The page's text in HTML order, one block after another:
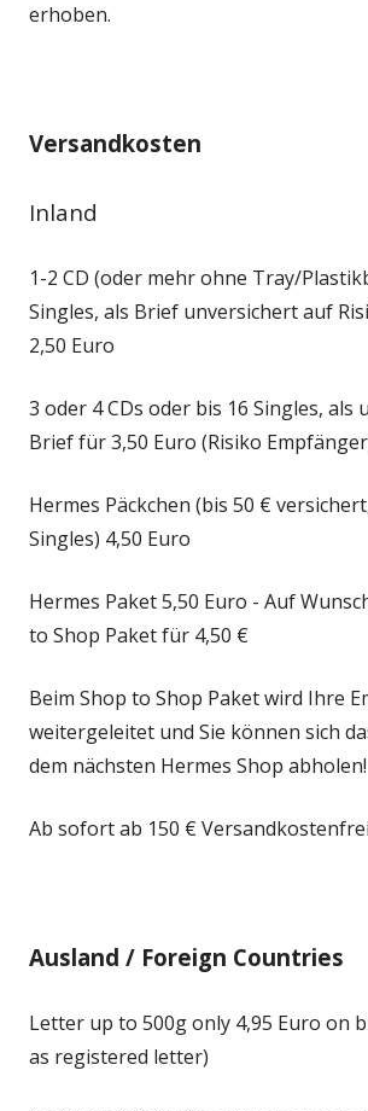
erhoben.
Versandkosten
Inland
1-2 CD (oder mehr ohne Tray/
Singles, als Brief unversichert auf
2,50 Euro
3 oder 4 CDs oder bis 16 Singles, als
Brief für 3,50 Euro (Risiko
Hermes Päckchen (bis 50 €
Singles) 4,50 Euro
Hermes Paket 5,50 Euro - Auf
to Shop Paket für 4,50 €
Beim Shop to Shop Paket wird Ihre
weitergeleitet und Sie können sich
dem nächsten Hermes Shop abholen!
Ab sofort ab 150 €
Ausland / Foreign Countries
Letter up to 500g only 4,95 Euro on
as registered letter)